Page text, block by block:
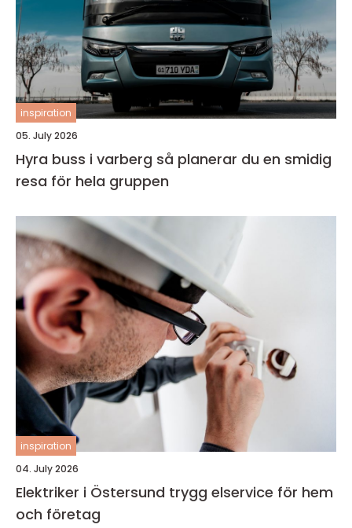
inspiration
05. July 2026
Hyra buss i varberg så planerar du en smidig
resa för hela gruppen
inspiration
04. July 2026
Elektriker i Östersund trygg elservice för hem
och företag